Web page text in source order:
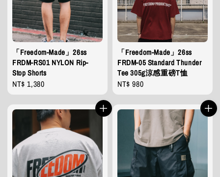
「Freedom-Made」26ss
FRDM-RS01 NYLON Rip-
Stop Shorts
Regular
price
NT$ 1,380
「Freedom-Made」26ss
FRDM-05 Standard Thunder
Tee 305g涼感重磅T恤
Regular
price
NT$ 980